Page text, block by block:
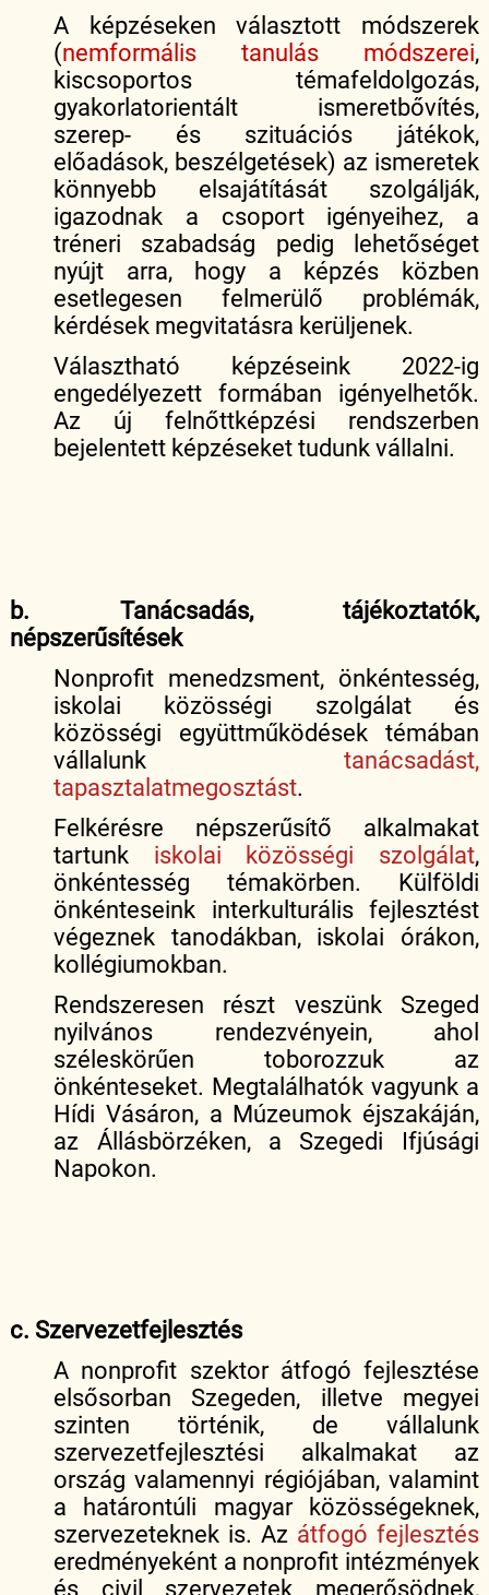
A képzéseken választott módszerek
(nemformális tanulás módszerei,
kiscsoportos témafeldolgozás,
gyakorlatorientált ismeretbővítés,
szerep- és szituációs játékok,
előadások, beszélgetések) az ismeretek
könnyebb elsajátítását szolgálják,
igazodnak a csoport igényeihez, a
tréneri szabadság pedig lehetőséget
nyújt arra, hogy a képzés közben
esetlegesen felmerülő problémák,
kérdések megvitatásra kerüljenek.
Választható képzéseink 2022-ig
engedélyezett formában igényelhetők.
Az új felnőttképzési rendszerben
bejelentett képzéseket tudunk vállalni.
b. Tanácsadás, tájékoztatók,
népszerűsítések
Nonprofit menedzsment, önkéntesség,
iskolai közösségi szolgálat és
közösségi együttműködések témában
vállalunk tanácsadást,
tapasztalatmegosztást.
Felkérésre népszerűsítő alkalmakat
tartunk iskolai közösségi szolgálat,
önkéntesség témakörben. Külföldi
önkénteseink interkulturális fejlesztést
végeznek tanodákban, iskolai órákon,
kollégiumokban.
Rendszeresen részt veszünk Szeged
nyilvános rendezvényein, ahol
széleskörűen toborozzuk az
önkénteseket. Megtalálhatók vagyunk a
Hídi Vásáron, a Múzeumok éjszakáján,
az Állásbörzéken, a Szegedi Ifjúsági
Napokon.
c. Szervezetfejlesztés
A nonprofit szektor átfogó fejlesztése
elsősorban Szegeden, illetve megyei
szinten történik, de vállalunk
szervezetfejlesztési alkalmakat az
ország valamennyi régiójában, valamint
a határontúli magyar közösségeknek,
szervezeteknek is. Az átfogó fejlesztés
eredményeként a nonprofit intézmények
és civil szervezetek megerősödnek,